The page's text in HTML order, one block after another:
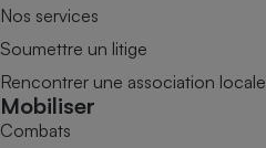
Nos services
Soumettre un litige
Rencontrer une association locale
Mobiliser
Combats